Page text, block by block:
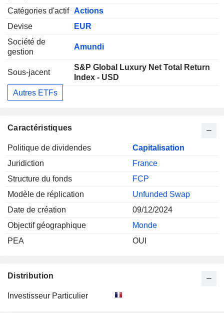
Catégories d'actif Actions
Devise
EUR
Société de
gestion
Amundi
Sous-jacent
S&P Global Luxury Net Total Return
Index - USD
Autres ETFs
Caractéristiques
Politique de dividendes
Capitalisation
Juridiction
France
Structure du fonds
FCP
Modèle de réplication
Unfunded Swap
Date de création
09/12/2024
Objectif géographique
Monde
PEA
OUI
Distribution
Investisseur Particulier